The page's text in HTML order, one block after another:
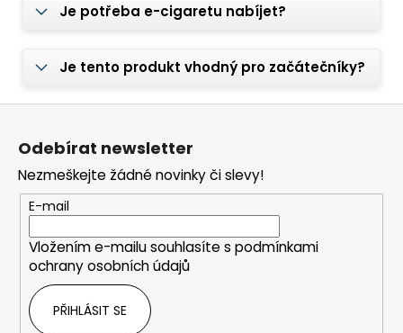
Je potřeba e-cigaretu nabíjet?
Je tento produkt vhodný pro začátečníky?
Z
Odebírat newsletter
Nezmeškejte žádné novinky či slevy!
E-mail
Vložením e-mailu souhlasíte s podmínkami
ochrany osobních údajů
PŘIHLÁSIT SE